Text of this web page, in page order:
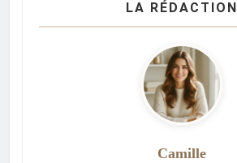
LA RÉDACTION
Camille